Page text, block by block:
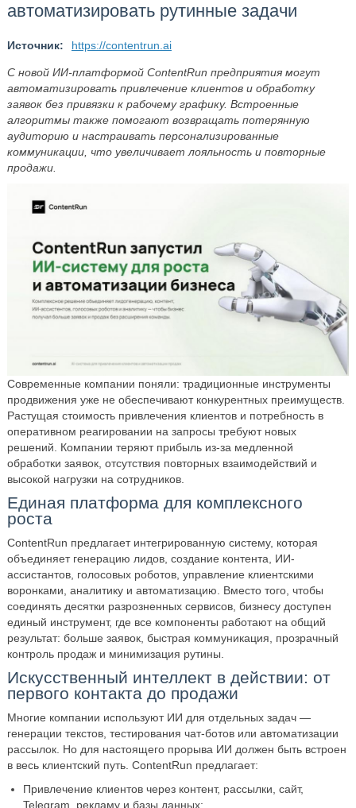
автоматизировать рутинные задачи
Источник: https://contentrun.ai
С новой ИИ-платформой ContentRun предприятия могут
автоматизировать привлечение клиентов и обработку
заявок без привязки к рабочему графику. Встроенные
алгоритмы также помогают возвращать потерянную
аудиторию и настраивать персонализированные
коммуникации, что увеличивает лояльность и повторные
продажи.
Современные компании поняли: традиционные инструменты
продвижения уже не обеспечивают конкурентных преимуществ.
Растущая стоимость привлечения клиентов и потребность в
оперативном реагировании на запросы требуют новых
решений. Компании теряют прибыль из-за медленной
обработки заявок, отсутствия повторных взаимодействий и
высокой нагрузки на сотрудников.
Единая платформа для комплексного
роста
ContentRun предлагает интегрированную систему, которая
объединяет генерацию лидов, создание контента, ИИ-
ассистантов, голосовых роботов, управление клиентскими
воронками, аналитику и автоматизацию. Вместо того, чтобы
соединять десятки разрозненных сервисов, бизнесу доступен
единый инструмент, где все компоненты работают на общий
результат: больше заявок, быстрая коммуникация, прозрачный
контроль продаж и минимизация рутины.
Искусственный интеллект в действии: от
первого контакта до продажи
Многие компании используют ИИ для отдельных задач —
генерации текстов, тестирования чат-ботов или автоматизации
рассылок. Но для настоящего прорыва ИИ должен быть встроен
в весь клиентский путь. ContentRun предлагает:
Привлечение клиентов через контент, рассылки, сайт,
Telegram, рекламу и базы данных;